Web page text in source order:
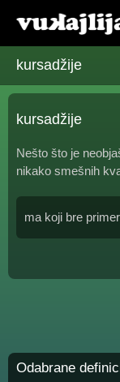
kursadžije
kursadžije
Nešto što je
nikako smešnih
ma koji bre
Odabrane